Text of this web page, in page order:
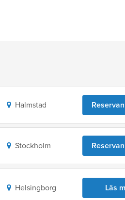
Halmstad
Stockholm
Helsingborg Läs